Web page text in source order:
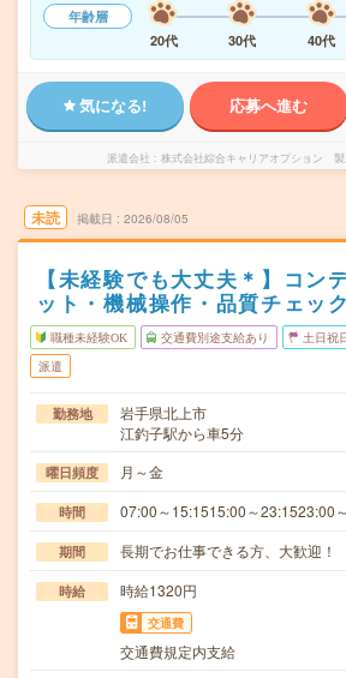
年齢層
20代
30代 40代
気になる! 応募へ進む
派遣会社 株式会社綜合キャリアオプション 製
未読 掲載日 2026/08/05
【未経験でも大丈夫＊】コン
ット・機械操作・品質チェッ
職種未経験OK 交通費別途支給あり 土日祝
派遣
勤務地
岩手県北上市
江釣子駅から車5分
曜日頻度 月～金
時間 07:00～15:1515:00～23:1523:00
期間 長期でお仕事できる方、大歓迎！
時給 時給1320円
交通費
交通費規定内支給